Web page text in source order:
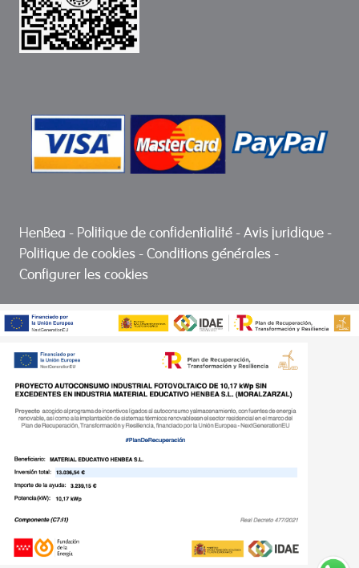
HenBea - Politique de confidentialité -Avis juridique -
Politique de cookies -Conditions générales -
Configurer les cookies